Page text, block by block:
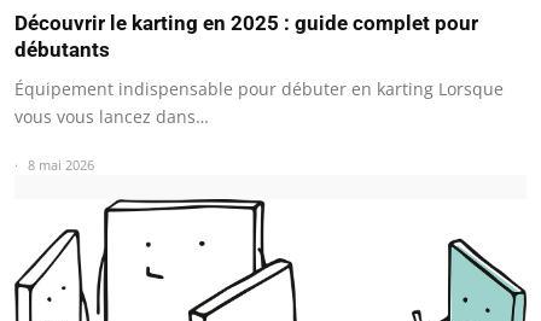
Découvrir le karting en 2025 : guide complet pour
débutants
Équipement indispensable pour débuter en karting Lorsque
vous vous lancez dans…
8 mai 2026